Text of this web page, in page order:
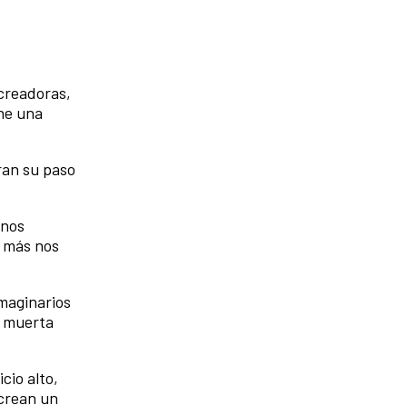
una
su paso
nos
alto,
un